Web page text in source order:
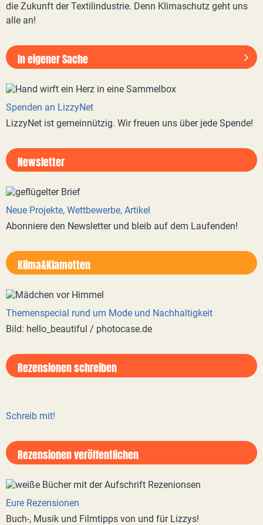
die Zukunft der Textilindustrie. Denn Klimaschutz geht uns
alle an!
In eigener Sache
Spenden an LizzyNet
LizzyNet ist gemeinnützig. Wir freuen uns über jede Spende!
Newsletter
Neue Projekte, Wettbewerbe, Artikel
Abonniere den Newsletter und bleib auf dem Laufenden!
Klima&Klamotten
Themenspecial rund um Mode und Nachhaltigkeit
Bild: hello_beautiful / photocase.de
Rezensionen schreiben
Schreib mit!
Rezensionen veröffentlichen
Eure Rezensionen
Buch-, Musik und Filmtipps von und für Lizzys!